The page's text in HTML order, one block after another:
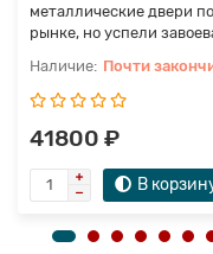
металлические двери
рынке, но успели
Почти
41800 ₽
В